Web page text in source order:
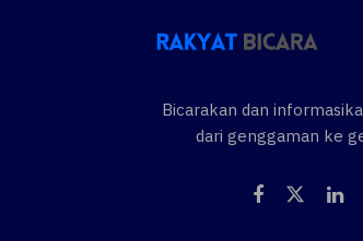
Bicarakan dan
dari genggaman ke